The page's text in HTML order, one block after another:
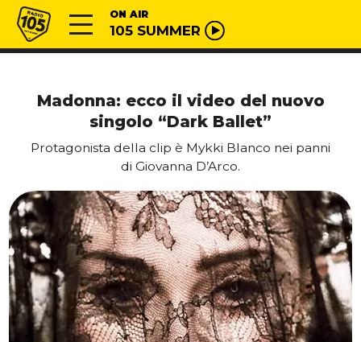
Vai al contenuto
Radio 105 ON AIR
105 SUMMER
Madonna: ecco il video del nuovo
singolo “Dark Ballet”
Protagonista della clip è Mykki Blanco nei panni
di Giovanna D’Arco.